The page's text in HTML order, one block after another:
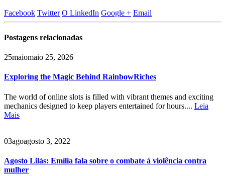
Facebook Twitter O LinkedIn Google + Email
Postagens relacionadas
25maiomaio 25, 2026
Exploring the Magic Behind RainbowRiches
The world of online slots is filled with vibrant themes and exciting
mechanics designed to keep players entertained for hours.... Leia
Mais
03agoagosto 3, 2022
Agosto Lilás: Emília fala sobre o combate à violência contra
mulher